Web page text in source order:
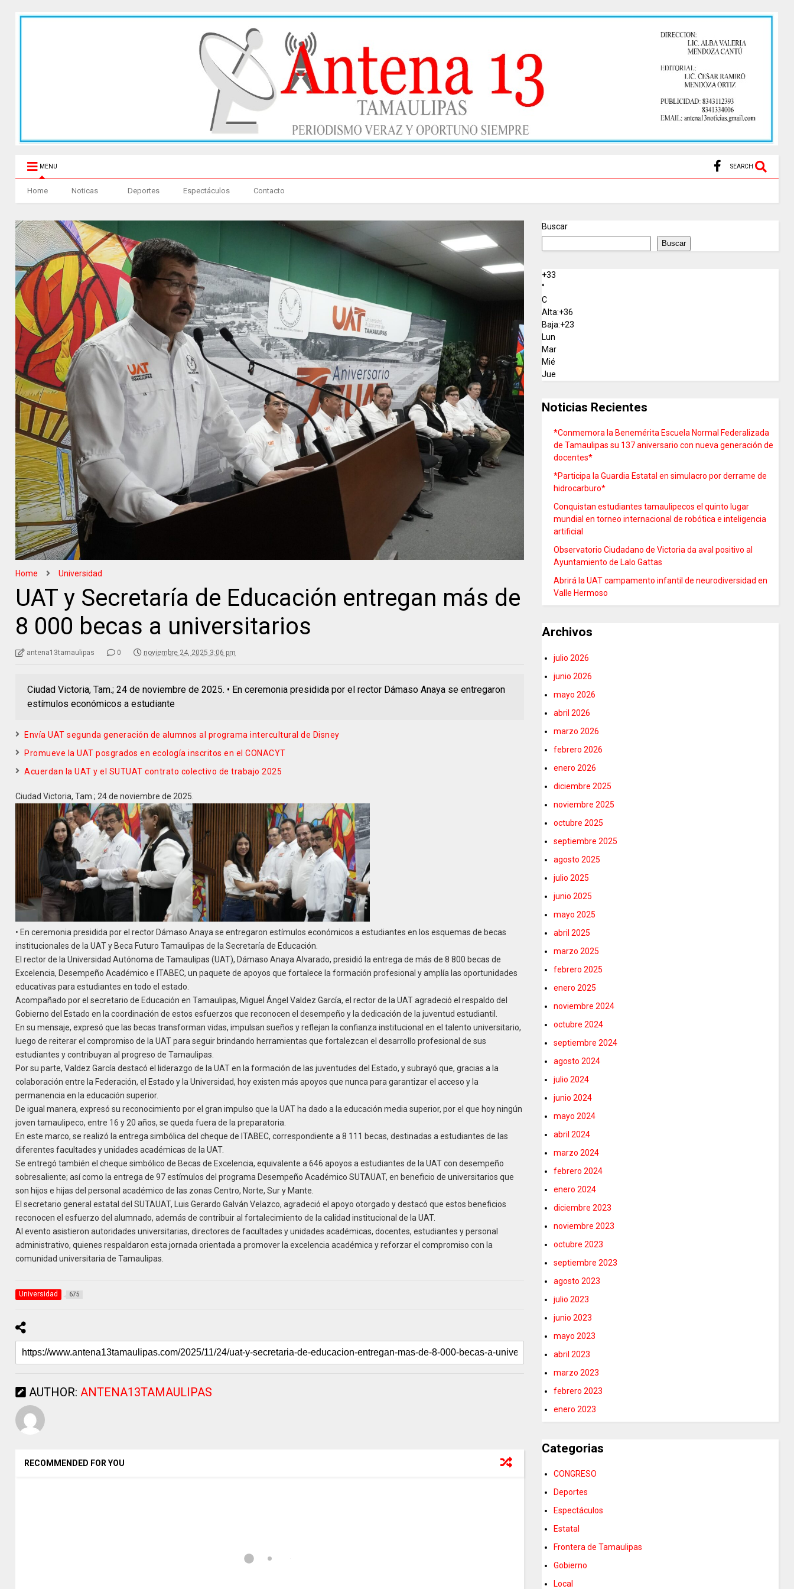
MENU SEARCH
Home Noticas Deportes Espectáculos Contacto
Home Universidad
UAT y Secretaría de Educación entregan más de
8 000 becas a universitarios
antena13tamaulipas 0 noviembre 24, 2025 3:06 pm
Ciudad Victoria, Tam.; 24 de noviembre de 2025. • En ceremonia presidida por el rector Dámaso Anaya se entregaron
estímulos económicos a estudiante
Envía UAT segunda generación de alumnos al programa intercultural de Disney
Promueve la UAT posgrados en ecología inscritos en el CONACYT
Acuerdan la UAT y el SUTUAT contrato colectivo de trabajo 2025
Ciudad Victoria, Tam.; 24 de noviembre de 2025.
• En ceremonia presidida por el rector Dámaso Anaya se entregaron estímulos económicos a estudiantes en los esquemas de becas
institucionales de la UAT y Beca Futuro Tamaulipas de la Secretaría de Educación.
El rector de la Universidad Autónoma de Tamaulipas (UAT), Dámaso Anaya Alvarado, presidió la entrega de más de 8 800 becas de
Excelencia, Desempeño Académico e ITABEC, un paquete de apoyos que fortalece la formación profesional y amplía las oportunidades
educativas para estudiantes en todo el estado.
Acompañado por el secretario de Educación en Tamaulipas, Miguel Ángel Valdez García, el rector de la UAT agradeció el respaldo del
Gobierno del Estado en la coordinación de estos esfuerzos que reconocen el desempeño y la dedicación de la juventud estudiantil.
En su mensaje, expresó que las becas transforman vidas, impulsan sueños y reflejan la confianza institucional en el talento universitario,
luego de reiterar el compromiso de la UAT para seguir brindando herramientas que fortalezcan el desarrollo profesional de sus
estudiantes y contribuyan al progreso de Tamaulipas.
Por su parte, Valdez García destacó el liderazgo de la UAT en la formación de las juventudes del Estado, y subrayó que, gracias a la
colaboración entre la Federación, el Estado y la Universidad, hoy existen más apoyos que nunca para garantizar el acceso y la
permanencia en la educación superior.
De igual manera, expresó su reconocimiento por el gran impulso que la UAT ha dado a la educación media superior, por el que hoy ningún
joven tamaulipeco, entre 16 y 20 años, se queda fuera de la preparatoria.
En este marco, se realizó la entrega simbólica del cheque de ITABEC, correspondiente a 8 111 becas, destinadas a estudiantes de las
diferentes facultades y unidades académicas de la UAT.
Se entregó también el cheque simbólico de Becas de Excelencia, equivalente a 646 apoyos a estudiantes de la UAT con desempeño
sobresaliente; así como la entrega de 97 estímulos del programa Desempeño Académico SUTAUAT, en beneficio de universitarios que
son hijos e hijas del personal académico de las zonas Centro, Norte, Sur y Mante.
El secretario general estatal del SUTAUAT, Luis Gerardo Galván Velazco, agradeció el apoyo otorgado y destacó que estos beneficios
reconocen el esfuerzo del alumnado, además de contribuir al fortalecimiento de la calidad institucional de la UAT.
Al evento asistieron autoridades universitarias, directores de facultades y unidades académicas, docentes, estudiantes y personal
administrativo, quienes respaldaron esta jornada orientada a promover la excelencia académica y reforzar el compromiso con la
comunidad universitaria de Tamaulipas.
Universidad 675
AUTHOR:ANTENA13TAMAULIPAS
RECOMMENDED FOR YOU
Buscar
Buscar
+33
°
C
Alta:+36
Baja:+23
Lun
Mar
Mié
Jue
Noticias Recientes
*Conmemora la Benemérita Escuela Normal Federalizada
de Tamaulipas su 137 aniversario con nueva generación de
docentes*
*Participa la Guardia Estatal en simulacro por derrame de
hidrocarburo*
Conquistan estudiantes tamaulipecos el quinto lugar
mundial en torneo internacional de robótica e inteligencia
artificial
Observatorio Ciudadano de Victoria da aval positivo al
Ayuntamiento de Lalo Gattas
Abrirá la UAT campamento infantil de neurodiversidad en
Valle Hermoso
Archivos
julio 2026
junio 2026
mayo 2026
abril 2026
marzo 2026
febrero 2026
enero 2026
diciembre 2025
noviembre 2025
octubre 2025
septiembre 2025
agosto 2025
julio 2025
junio 2025
mayo 2025
abril 2025
marzo 2025
febrero 2025
enero 2025
noviembre 2024
octubre 2024
septiembre 2024
agosto 2024
julio 2024
junio 2024
mayo 2024
abril 2024
marzo 2024
febrero 2024
enero 2024
diciembre 2023
noviembre 2023
octubre 2023
septiembre 2023
agosto 2023
julio 2023
junio 2023
mayo 2023
abril 2023
marzo 2023
febrero 2023
enero 2023
Categorias
CONGRESO
Deportes
Espectáculos
Estatal
Frontera de Tamaulipas
Gobierno
Local